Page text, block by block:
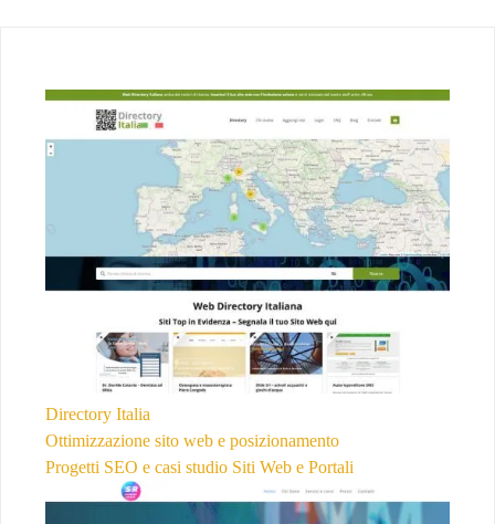
Directory Italia
Ottimizzazione sito web e posizionamento
Progetti SEO e casi studio Siti Web e Portali